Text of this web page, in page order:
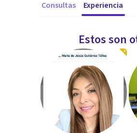
Consultas Experiencia
Estos son